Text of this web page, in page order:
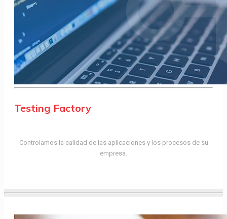
Testing Factory
Controlamos la calidad de las aplicaciones y los procesos de su
empresa.